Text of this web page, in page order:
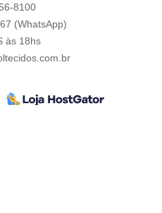
8100
(WhatsApp)
às 18hs